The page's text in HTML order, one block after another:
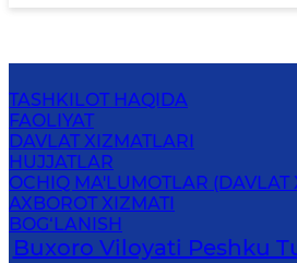
TASHKILOT HAQIDA
FAOLIYAT
DAVLAT XIZMATLARI
HUJJATLAR
OCHIQ MA'LUMOTLAR (DAVLAT
AXBOROT XIZMATI
BOG‘LANISH
Buxoro Viloyati Peshku